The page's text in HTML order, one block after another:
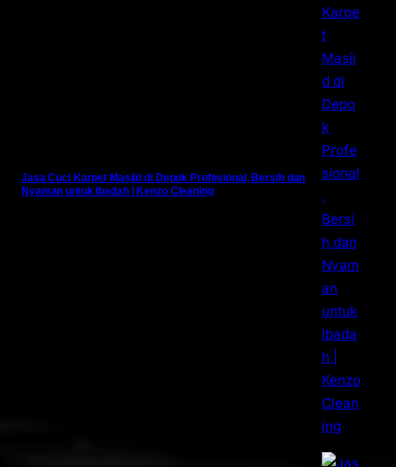
Jasa Cuci Karpet Masjid di Depok Profesional, Bersih dan
Nyaman untuk Ibadah | Kenzo Cleaning